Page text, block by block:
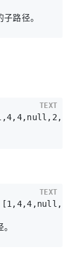
TEXT
TEXT